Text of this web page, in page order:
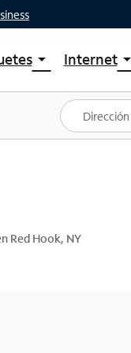
arrow_drop_down
paquetes
Spectrum One
ofertas
Internetarrow_drop_down
Planes
Red Hook, NY